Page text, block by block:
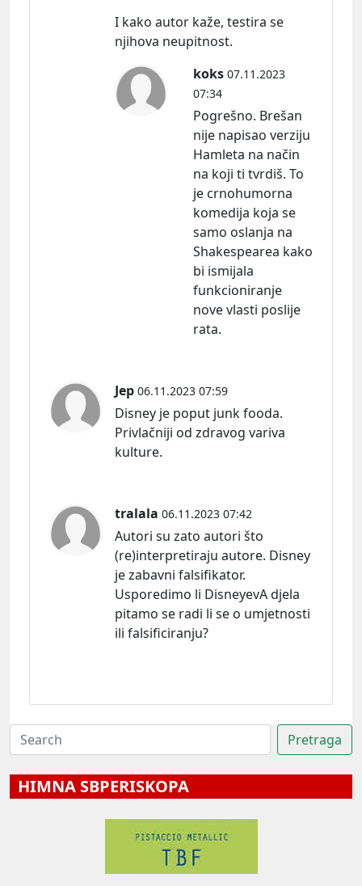
I kako autor kaže, testira se
njihova neupitnost.
koks 07.11.2023
07:34
Pogrešno. Brešan
nije napisao verziju
Hamleta na način
na koji ti tvrdiš. To
je crnohumorna
komedija koja se
samo oslanja na
Shakespearea kako
bi ismijala
funkcioniranje
nove vlasti poslije
rata.
Jep 06.11.2023 07:59
Disney je poput junk fooda.
Privlačniji od zdravog variva
kulture.
tralala 06.11.2023 07:42
Autori su zato autori što
(re)interpretiraju autore. Disney
je zabavni falsifikator.
Usporedimo li DisneyevA djela
pitamo se radi li se o umjetnosti
ili falsificiranju?
HIMNA SBPERISKOPA